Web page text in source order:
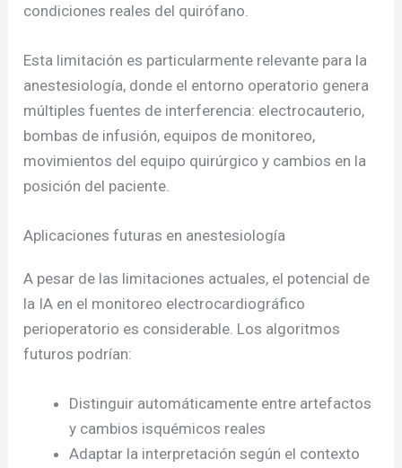
condiciones reales del quirófano.
Esta limitación es particularmente relevante para la
anestesiología, donde el entorno operatorio genera
múltiples fuentes de interferencia: electrocauterio,
bombas de infusión, equipos de monitoreo,
movimientos del equipo quirúrgico y cambios en la
posición del paciente.
Aplicaciones futuras en anestesiología
A pesar de las limitaciones actuales, el potencial de
la IA en el monitoreo electrocardiográfico
perioperatorio es considerable. Los algoritmos
futuros podrían:
Distinguir automáticamente entre artefactos
y cambios isquémicos reales
Adaptar la interpretación según el contexto